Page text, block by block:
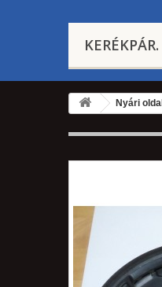
KERÉKPÁR.
Nyári oldal